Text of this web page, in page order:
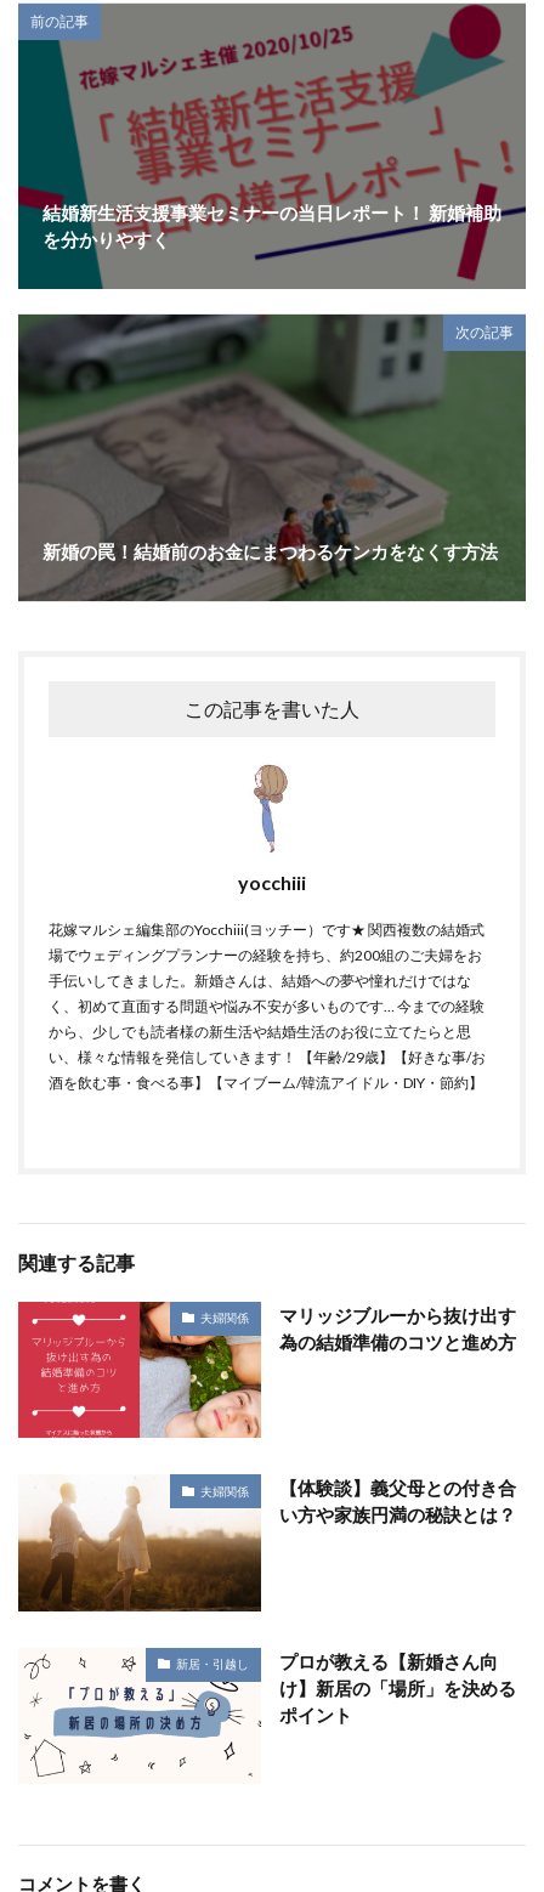
前の記事
結婚新生活支援事業セミナーの当日レポート！ 新婚補助
を分かりやすく
次の記事
新婚の罠！結婚前のお金にまつわるケンカをなくす方法
この記事を書いた人
yocchiii
花嫁マルシェ編集部のYocchiii(ヨッチー）です★ 関西複数の結婚式
場でウェディングプランナーの経験を持ち、約200組のご夫婦をお
手伝いしてきました。新婚さんは、結婚への夢や憧れだけではな
く、初めて直面する問題や悩み不安が多いものです… 今までの経験
から、少しでも読者様の新生活や結婚生活のお役に立てたらと思
い、様々な情報を発信していきます！ 【年齢/29歳】【好きな事/お
酒を飲む事・食べる事】【マイブーム/韓流アイドル・DIY・節約】
関連する記事
夫婦関係
マリッジブルーから抜け出す
為の結婚準備のコツと進め方
夫婦関係
【体験談】義父母との付き合
い方や家族円満の秘訣とは？
新居・引越し
プロが教える【新婚さん向
け】新居の「場所」を決める
ポイント
コメントを書く